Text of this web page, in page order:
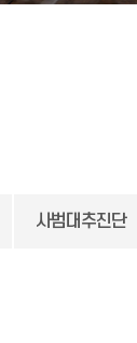
사범대추진단